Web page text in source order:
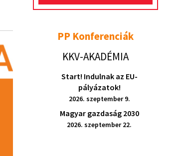
PP Konferenciák
KKV-AKADÉMIA
Start! Indulnak az EU-
pályázatok!
2026. szeptember 9.
Magyar gazdaság 2030
2026. szeptember 22.